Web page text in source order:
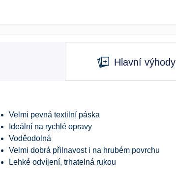
Hlavní výhody
Velmi pevná textilní páska
Ideální na rychlé opravy
Voděodolná
Velmi dobrá přilnavost i na hrubém povrchu
Lehké odvíjení, trhatelná rukou